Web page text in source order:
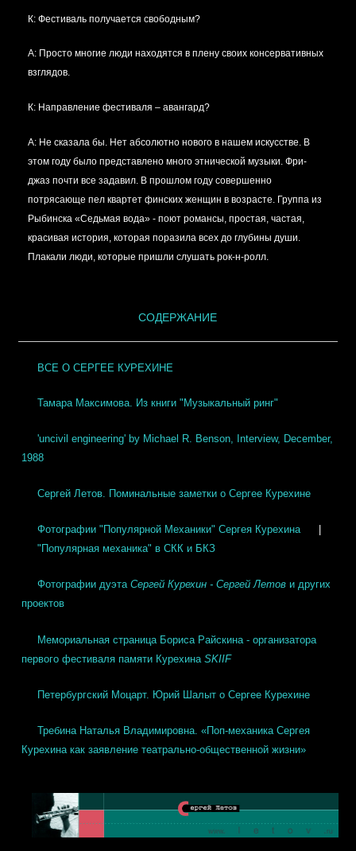
К: Фестиваль получается свободным?
А:Просто многие люди находятся в плену своих консервативных
взглядов.
К: Направление фестиваля – авангард?
А:Не сказала бы. Нет абсолютно нового в нашем искусстве. В
этом году было представлено много этнической музыки. Фри-
джаз почти все задавил. В прошлом году совершенно
потрясающе пел квартет финских женщин в возрасте. Группа из
Рыбинска «Седьмая вода» - поют романсы, простая, частая,
красивая история, которая поразила всех до глубины души.
Плакали люди, которые пришли слушать рок-н-ролл.
СОДЕРЖАНИЕ
ВСЕ О СЕРГЕЕ КУРЕХИНЕ
Тамара Максимова. Из книги "Музыкальный ринг"
'uncivil engineering' by Michael R. Benson, Interview, December,
1988
Сергей Летов. Поминальные заметки о Сергее Курехине
Фотографии "Популярной Механики" Сергея Курехина
"Популярная механика" в СКК и БКЗ
Фотографии дуэта Сергей Курехин - Сергей Летови других
проектов
Мемориальная страница Бориса Райскина - организатора
первого фестиваля памяти Курехина SKIIF
Петербургский Моцарт. Юрий Шалыт о Сергее Курехине
Требина Наталья Владимировна. «Поп-механика Сергея
Курехина как заявление театрально-общественной жизни»